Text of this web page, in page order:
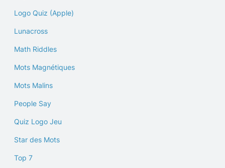
Logo Quiz (Apple)
Lunacross
Math Riddles
Mots Magnétiques
Mots Malins
People Say
Quiz Logo Jeu
Star des Mots
Top 7